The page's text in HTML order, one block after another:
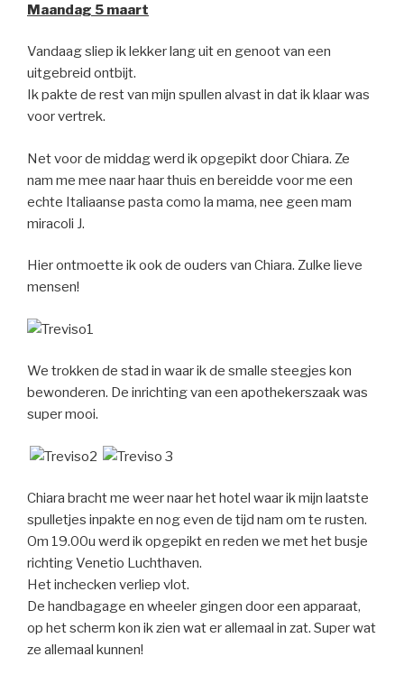
Maandag 5 maart
Vandaag sliep ik lekker lang uit en genoot van een
uitgebreid ontbijt.
Ik pakte de rest van mijn spullen alvast in dat ik klaar was
voor vertrek.
Net voor de middag werd ik opgepikt door Chiara. Ze
nam me mee naar haar thuis en bereidde voor me een
echte Italiaanse pasta como la mama, nee geen mam
miracoli J.
Hier ontmoette ik ook de ouders van Chiara. Zulke lieve
mensen!
We trokken de stad in waar ik de smalle steegjes kon
bewonderen. De inrichting van een apothekerszaak was
super mooi.
Chiara bracht me weer naar het hotel waar ik mijn laatste
spulletjes inpakte en nog even de tijd nam om te rusten.
Om 19.00u werd ik opgepikt en reden we met het busje
richting Venetio Luchthaven.
Het inchecken verliep vlot.
De handbagage en wheeler gingen door een apparaat,
op het scherm kon ik zien wat er allemaal in zat. Super wat
ze allemaal kunnen!